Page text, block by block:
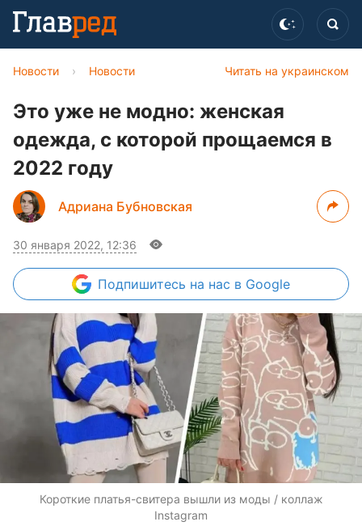
Читать на украинском
Новости › Новости
Это уже не модно: женская
одежда, с которой прощаемся в
2022 году
Адриана Бубновская
30 января 2022, 12:36
Подпишитесь на нас в Google
Короткие платья-свитера вышли из моды / коллаж
Instagram